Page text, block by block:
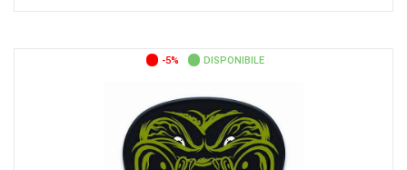
-5% DISPONIBILE